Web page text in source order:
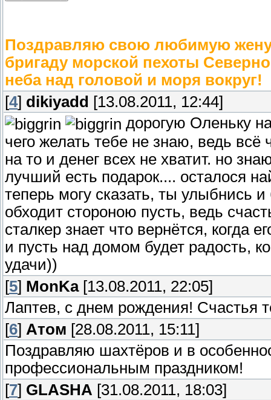
Поздравляю свою любимую
бригаду морской пехоты
неба над головой и моря вокруг!
[4] dikiyadd [13.08.2011, 12:44]
дорогую Оленьку
чего желать тебе не знаю, ведь
на то и денег всех не хватит. но
лучший есть подарок.... осталося
теперь могу сказать, ты улыбнись
обходит стороною пусть, ведь
сталкер знает что вернётся, когда
и пусть над домом будет радость,
удачи))
[5] MonKa[13.08.2011, 22:05]
Лаптев, с днем рождения! Счастья
[6] Aтом [28.08.2011, 15:11]
Поздравляю шахтёров и в
профессиональным праздником!
[7] GLASHA [31.08.2011, 18:03]